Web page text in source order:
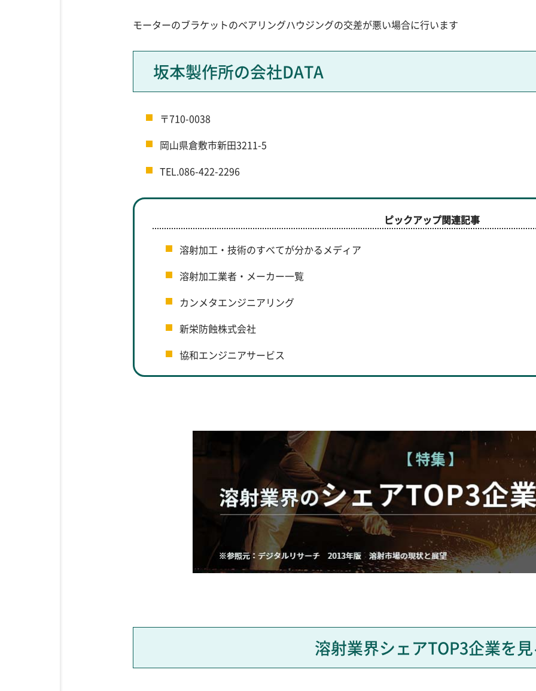
モーターのブラケットのベアリングハウジングの交差が悪い場合に行います
坂本製作所の会社DATA
〒710-0038
岡山県倉敷市新田3211-5
TEL.086-422-2296
ピックアップ関連記事
溶射加工・技術のすべてが分かるメディア
溶射加工業者・メーカー一覧
カンメタエンジニアリング
新栄防蝕株式会社
協和エンジニアサービス
溶射業界シェアTOP3企業を